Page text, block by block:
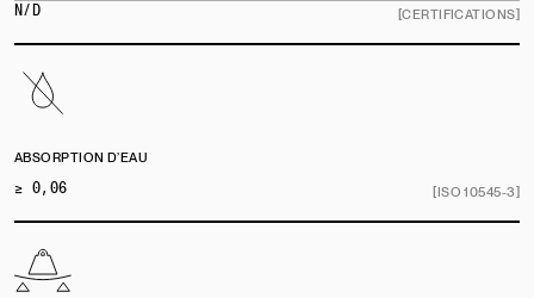
N/D
[CERTIFICATIONS]
ABSORPTION D’EAU
≥ 0,06
[ISO 10545-3]